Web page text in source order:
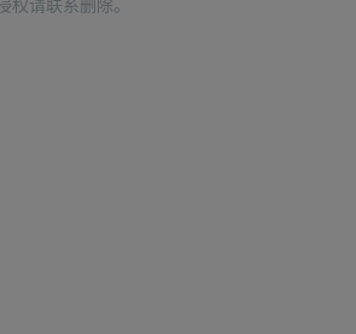
权请联系删除。